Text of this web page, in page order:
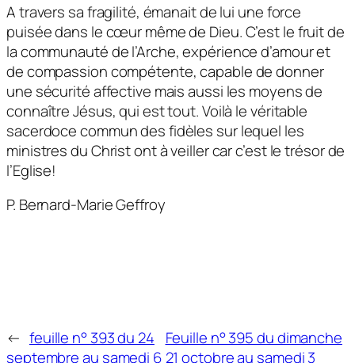
A travers sa fragilité, émanait de lui une force
puisée dans le cœur même de Dieu. C’est le fruit de
la communauté de l’Arche, expérience d’amour et
de compassion compétente, capable de donner
une sécurité affective mais aussi les moyens de
connaître Jésus, qui est tout. Voilà le véritable
sacerdoce commun des fidèles sur lequel les
ministres du Christ ont à veiller car c’est le trésor de
l’Eglise!
P. Bernard-Marie Geffroy
← feuille n° 393 du 24
septembre au samedi 6
Feuille n° 395 du dimanche
21 octobre au samedi 3